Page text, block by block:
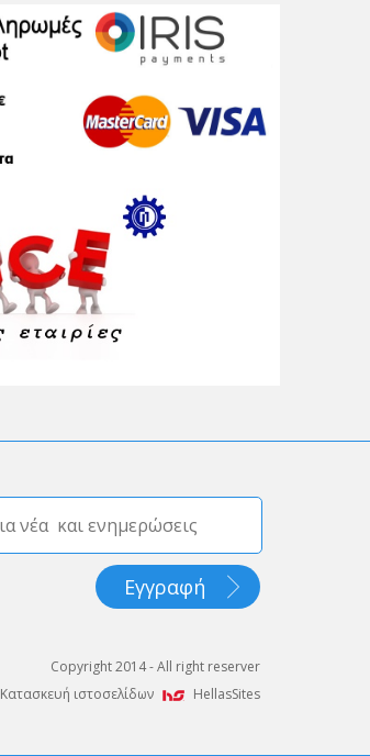
Copyright 2014 - All right reserver
Κατασκευή ιστοσελίδων
HellasSites